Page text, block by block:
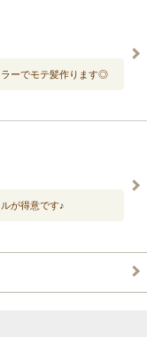
ーでモテ髪作ります◎
が得意です♪